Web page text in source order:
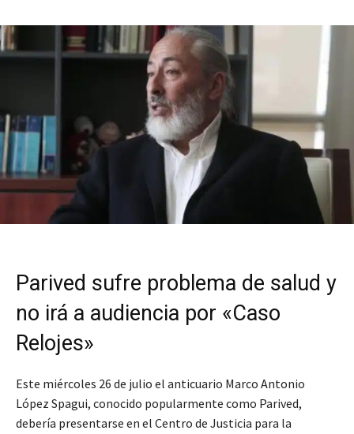
Parived sufre problema de salud y
no irá a audiencia por «Caso
Relojes»
Este miércoles 26 de julio el anticuario Marco Antonio
López Spagui, conocido popularmente como Parived,
debería presentarse en el Centro de Justicia para la